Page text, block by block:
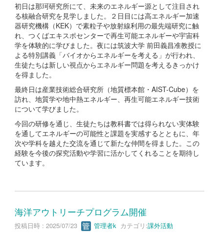
初日は那珂研究所にて、未来のエネルギー源として注目され
る核融合研究を見学しました。２日目には高エネルギー加速
器研究機構（KEK）で素粒子や放射線利用の最先端研究に触
れ、つくばエキスポセンターで再生可能エネルギーや宇宙科
学を体験的に学びました。夜には筑波大学 前田義昌准教授に
よる特別講義「バイオからエネルギーを考える」が行われ、
生徒たちは新しい視点からエネルギー問題を考えるきっかけ
を得ました。
最終日は産業技術総合研究所（地質標本館・AIST-Cube）を
訪れ、地質学や地中熱エネルギー、再生可能エネルギー技術
について学びました。
今回の研修を通じ、生徒たちは教科書では得られない実体験
を通してエネルギーの可能性と課題を実感するとともに、年
次や学科を越えた交流を通じて新たな仲間を得ました。この
経験を今後の探究活動や学習に活かしてくれることを期待し
ています。
海洋アウトリーチプログラム開催
投稿日時 : 2025/07/23 管理者k カテゴリ:課外活動